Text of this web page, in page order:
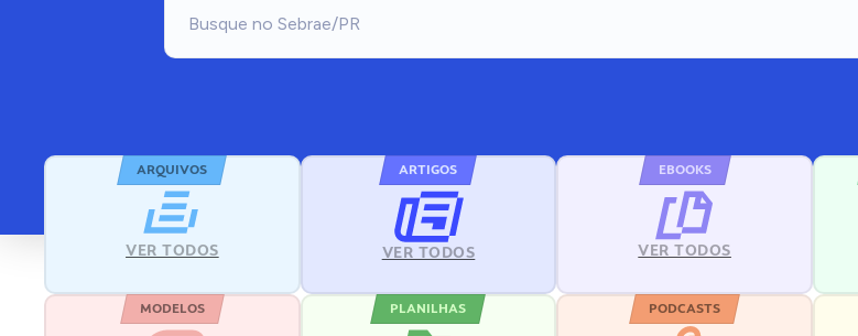
ARQUIVOS
VER TODOS
ARTIGOS
VER TODOS
EBOOKS
VER TODOS
MODELOS PLANILHAS PODCASTS